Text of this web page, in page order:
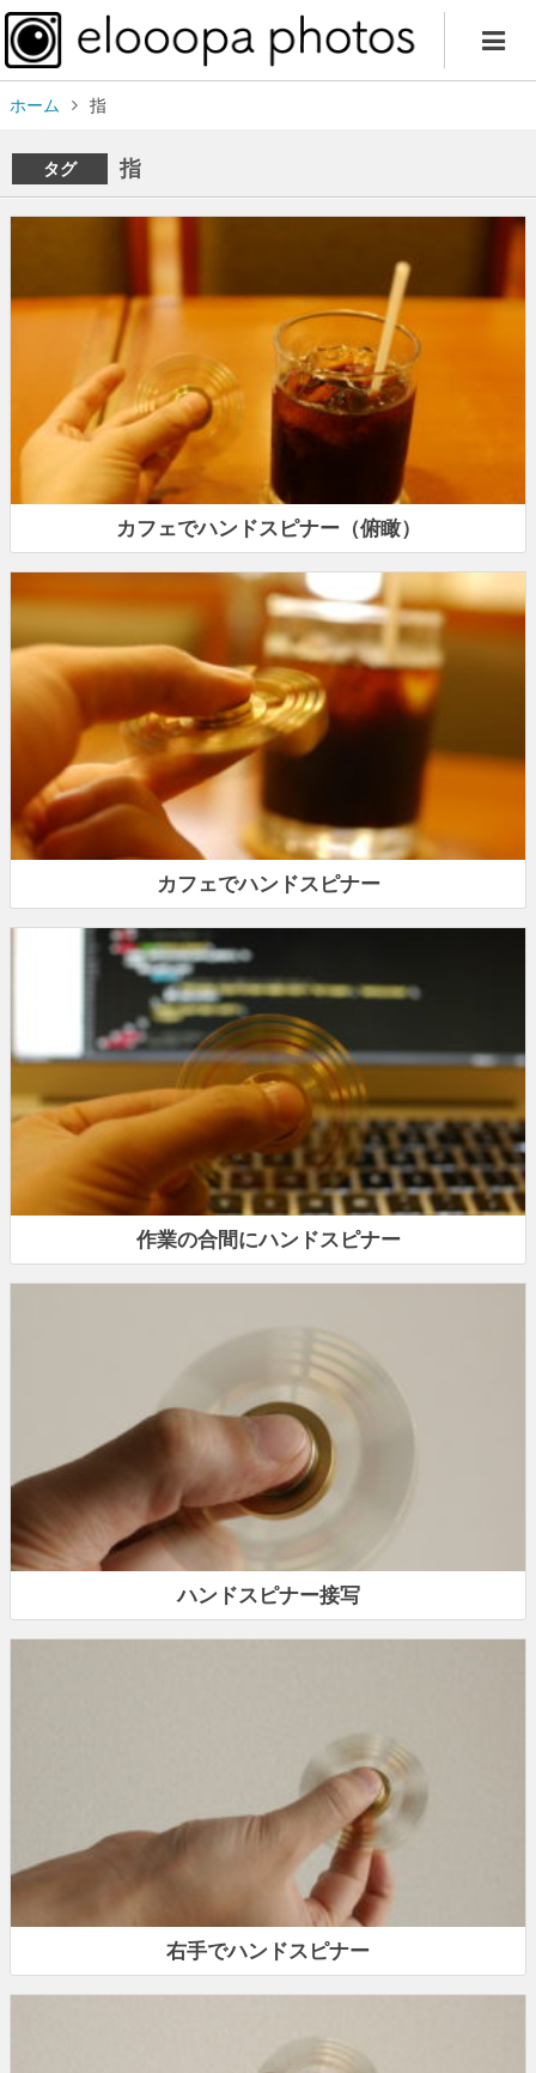
ホーム 指
タグ 指
カフェでハンドスピナー（俯瞰）
カフェでハンドスピナー
作業の合間にハンドスピナー
ハンドスピナー接写
右手でハンドスピナー